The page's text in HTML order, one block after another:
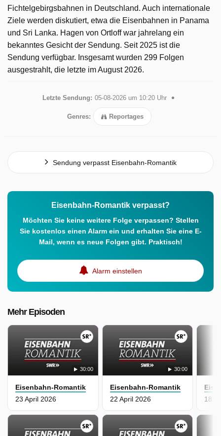
eine der ersten Schreibmaschinen erfunden wurde?
Eisenbahn-Romantik wurde auf MDR ausgestrahlt am
Samstag 11 April 2026, 12:00 Uhr.
Fichtelgebirgsbahnen in Deutschland. Auch internationale
Ziele werden diskutiert, etwa die Eisenbahnen in Panama
und Sri Lanka. Hagen von Ortloff war jahrelang ein
bekanntes Gesicht der Sendung. Seit 2025 ist die
Sendung verfügbar. Insgesamt wurden 299 Folgen
ausgestrahlt, die letzte im August 2026.
Letzte Sendung: 05-08-2026 um 10:20 Uhr
Genres: Reportages
Sendung verpasst Eisenbahn-Romantik
Eisenbahn-Romantik verpasst?
Möchten Sie keine weitere Folge verpassen? Stellen
Sie kostenlos einen Alarm ein und erhalten Sie eine E-
Mail, wenn es neue Folgen gibt. Praktisch!
Alarm einstellen
Mehr Episoden
30:00
Eisenbahn-Romantik
23 April 2026
30:00
Eisenbahn-Romantik
22 April 2026
18